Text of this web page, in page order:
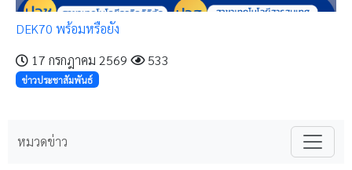
DEK70 พร้อมหรือยัง
17 กรกฎาคม 2569
533
ข่าวประชาสัมพันธ์
หมวดข่าว